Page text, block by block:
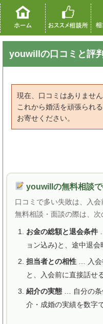
youwillの口コミと評判
現在、口コミはありません
これから婚活を頑張られ
お寄せください。
youwillの無料相談
口コミで多い失敗は、入会
無料相談・面談の際は、次
お金の総額と退会条件
ョン込み)と、途中退
担当者との相性… 入会
と、入会前に直接話せ
紹介の実態… 自分の条
介・成婚の実績を数字